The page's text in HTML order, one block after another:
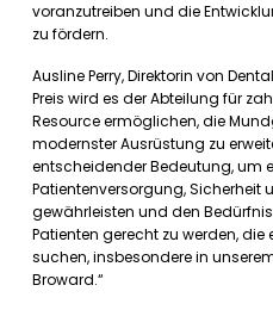
voranzutreiben und die
zu fördern.
Ausline Perry, Direktorin von
Preis wird es der Abteilung für
Resource ermöglichen, die
modernster Ausrüstung zu
entscheidender Bedeutung, um
Patientenversorgung, Sicherheit
gewährleisten und den
Patienten gerecht zu werden,
suchen, insbesondere in
Broward.“